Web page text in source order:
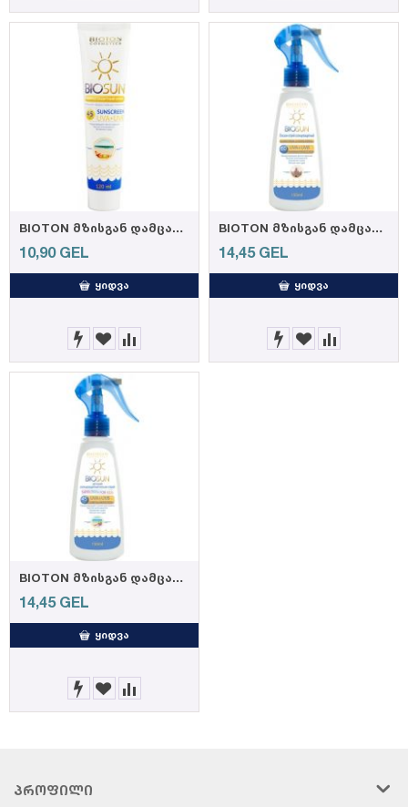
BIOTON მზისგან დამცავი კრემი (SPF 45) 120მლ
10,90 GEL
ᲧᲘᲓᲕᲐ
BIOTON მზისგან დამცავი სპრეი ლოსიონი (SPF 60) 150მლ
14,45 GEL
ᲧᲘᲓᲕᲐ
BIOTON მზისგან დამცავი სპრეი ლოსიონი საბავშვო (SPF 45) 150მლ
14,45 GEL
ᲧᲘᲓᲕᲐ
ᲞᲠᲝᲤᲘᲚᲘ